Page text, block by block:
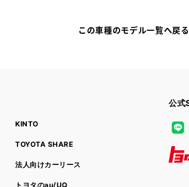
この車種のモデル一覧へ戻る
KINTO
TOYOTA SHARE
法人向けカーリース
トヨタのau/UQ
公式